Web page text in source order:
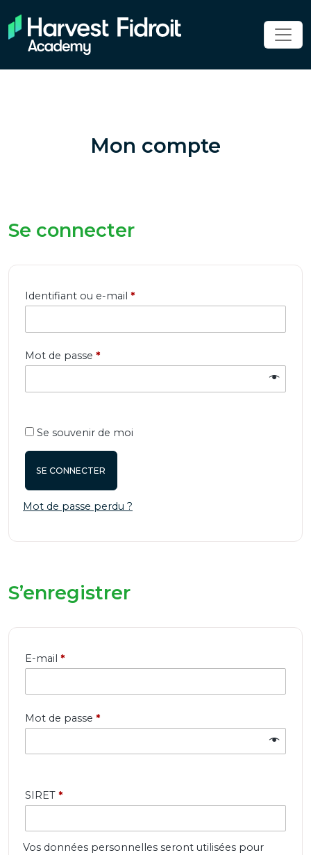
Mon compte
Se connecter
Identifiant ou e-mail *Obligatoire
Mot de passe *Obligatoire
Se souvenir de moi
SE CONNECTER
Mot de passe perdu ?
S’enregistrer
E-mail *Obligatoire
Mot de passe *Obligatoire
SIRET *
Vos données personnelles seront utilisées pour